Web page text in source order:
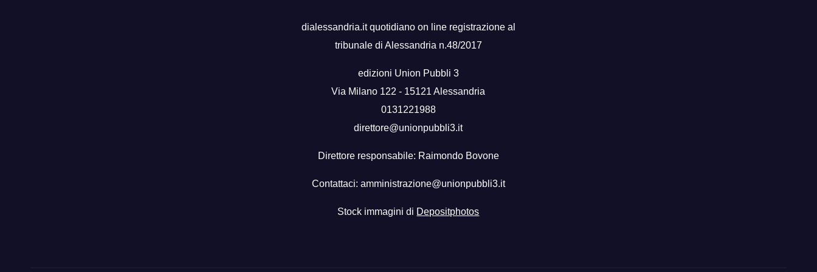
dialessandria.it quotidiano on line registrazione al
tribunale di Alessandria n.48/2017
edizioni Union Pubbli 3
Via Milano 122 - 15121 Alessandria
0131221988
direttore@unionpubbli3.it
Direttore responsabile: Raimondo Bovone
Contattaci: amministrazione@unionpubbli3.it
Stock immagini di Depositphotos